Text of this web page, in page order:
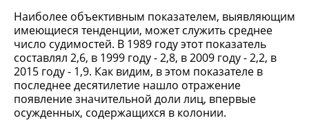
Наиболее объективным показателем, выявляющим
имеющиеся тенденции, может служить среднее
число судимостей. В 1989 году этот показатель
составлял 2,6, в 1999 году - 2,8, в 2009 году - 2,2, в
2015 году - 1,9. Как видим, в этом показателе в
последнее десятилетие нашло отражение
появление значительной доли лиц, впервые
осужденных, содержащихся в колонии.